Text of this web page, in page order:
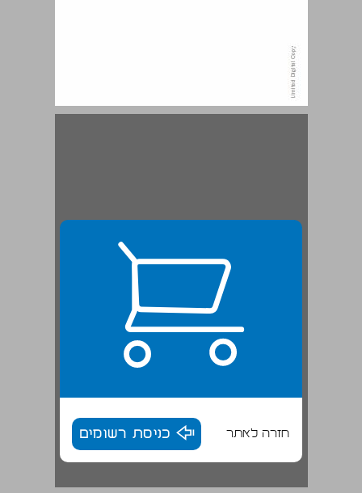
מבוא ... 15
חזרה לאתר כניסת רשומים